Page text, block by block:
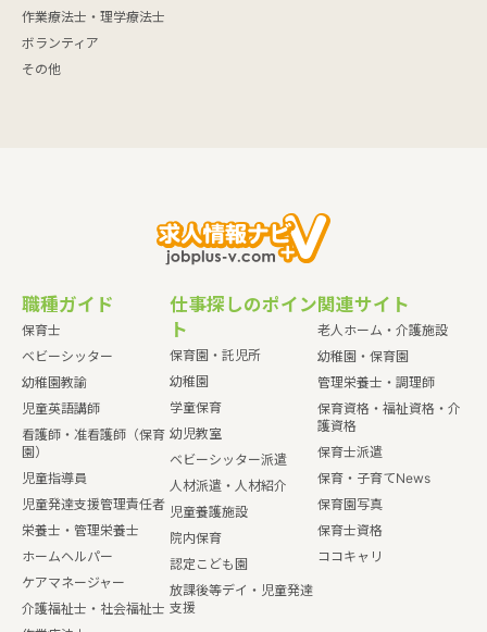
作業療法士・理学療法士
ボランティア
その他
職種ガイド
保育士
ベビーシッター
幼稚園教諭
児童英語講師
看護師・准看護師（保育
園）
児童指導員
児童発達支援管理責任者
栄養士・管理栄養士
ホームヘルパー
ケアマネージャー
介護福祉士・社会福祉士
仕事探しのポイン
ト
保育園・託児所
幼稚園
学童保育
幼児教室
ベビーシッター派遣
人材派遣・人材紹介
児童養護施設
院内保育
認定こども園
放課後等デイ・児童発達
支援
関連サイト
老人ホーム・介護施設
幼稚園・保育園
管理栄養士・調理師
保育資格・福祉資格・介
護資格
保育士派遣
保育・子育てNews
保育園写真
保育士資格
ココキャリ